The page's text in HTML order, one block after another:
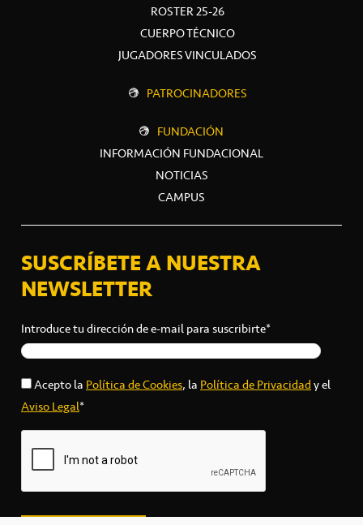
ROSTER 25-26
CUERPO TÉCNICO
JUGADORES VINCULADOS
PATROCINADORES
FUNDACIÓN
INFORMACIÓN FUNDACIONAL
NOTICIAS
CAMPUS
SUSCRÍBETE A NUESTRA
NEWSLETTER
Introduce tu dirección de e-mail para suscribirte*
Acepto laPolítica de Cookies, laPolítica de Privacidady el
Aviso Legal*